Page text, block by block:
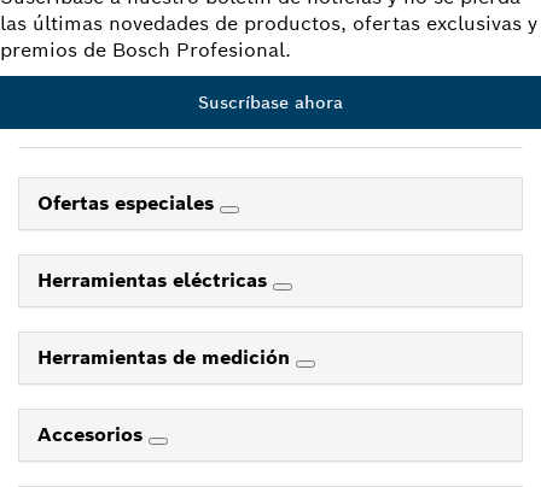
las últimas novedades de productos, ofertas exclusivas y
premios de Bosch Profesional.
Suscríbase ahora
Ofertas especiales
Herramientas eléctricas
Herramientas de medición
Accesorios